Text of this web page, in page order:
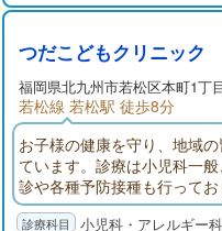
つだこどもクリニック
福岡県北九州市若松区本町1丁
若松線 若松駅 徒歩8分
お子様の健康を守り、地域
ています。診療は小児科一
診や各種予防接種も行って
して、病気中や病気回復期
小児科・アレルギー科